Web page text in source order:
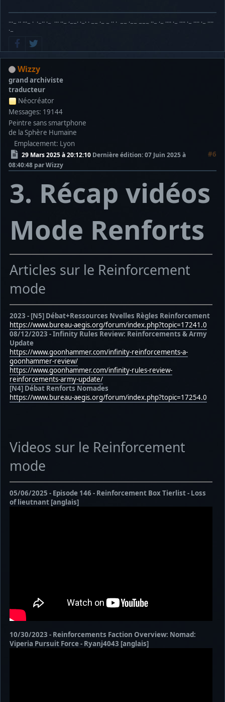
···− ·· ···− · ·−·· ·− ··· ··− ·−−· ·−· · −− ·− − ·· · −− ·−− −−− ··− ·− ···· ·− ···· ·− ···· ·− ····
·−
Wizzy
grand archiviste
traducteur
Néocréator
Messages: 19144
Peintre sans smartphone
de la Sphère Humaine
Emplacement: Lyon
29 Mars 2025 à 20:12:10 #6
Dernière édition: 07 Juin 2025 à
08:40:48 par Wizzy
3. Récap vidéos
Mode Renforts
Articles sur le Reinforcement
mode
2023 - [N5] Débat+Ressources Nvelles Règles Reinforcement
https://www.bureau-aegis.org/forum/index.php?topic=17241.0
08/12/2023 - Infinity Rules Review: Reinforcements & Army
Update
https://www.goonhammer.com/infinity-reinforcements-a-
goonhammer-review/
https://www.goonhammer.com/infinity-rules-review-
reinforcements-army-update/
[N4] Débat Renforts Nomades
https://www.bureau-aegis.org/forum/index.php?topic=17254.0
Videos sur le Reinforcement
mode
05/06/2025 - Episode 146 - Reinforcement Box Tierlist - Loss
of lieutnant [anglais]
10/30/2023 - Reinforcements Faction Overview: Nomad:
Viperia Pursuit Force - Ryanj4043 [anglais]